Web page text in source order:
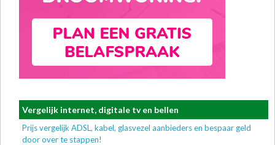
Vergelijk internet, digitale tv en bellen
Prijs vergelijk ADSL, kabel, glasvezel aanbieders en bespaar geld
door over te stappen!